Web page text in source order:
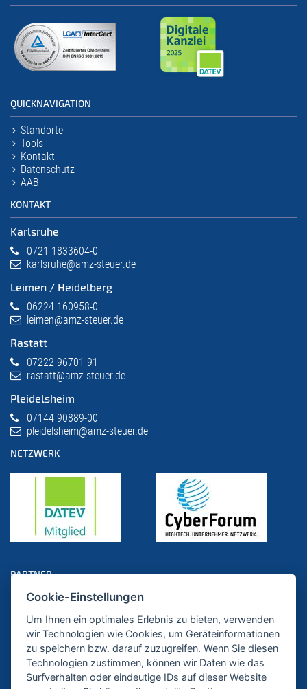
QUICKNAVIGATION
Standorte
Tools
Kontakt
Datenschutz
AAB
KONTAKT
Karlsruhe
0721 1833604-0
karlsruhe@amz-steuer.de
Leimen / Heidelberg
06224 160958-0
leimen@amz-steuer.de
Rastatt
07222 96701-91
rastatt@amz-steuer.de
Pleidelsheim
07144 90889-00
pleidelsheim@amz-steuer.de
NETZWERK
PARTNER
Cookie-Einstellungen
Um Ihnen ein optimales Erlebnis zu bieten, verwenden
wir Technologien wie Cookies, um Geräteinformationen
zu speichern bzw. darauf zuzugreifen. Wenn Sie diesen
Technologien zustimmen, können wir Daten wie das
Surfverhalten oder eindeutige IDs auf dieser Website